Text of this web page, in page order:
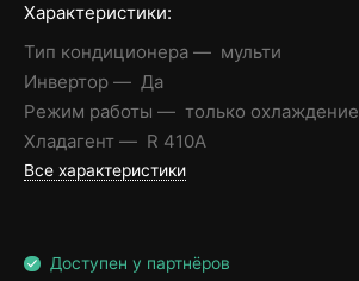
Характеристики:
Тип кондиционера
мульти
Инвертор
Да
Режим работы
только охлаждение
Хладагент
R 410A
Все характеристики
Доступен у партнёров